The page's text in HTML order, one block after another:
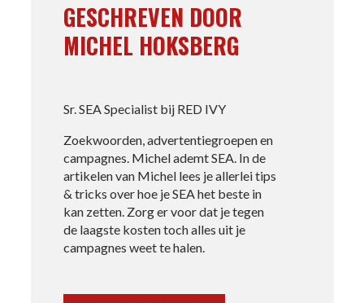
GESCHREVEN DOOR
MICHEL HOKSBERG
Sr. SEA Specialist bij RED IVY
Zoekwoorden, advertentiegroepen en
campagnes. Michel ademt SEA. In de
artikelen van Michel lees je allerlei tips
& tricks over hoe je SEA het beste in
kan zetten. Zorg er voor dat je tegen
de laagste kosten toch alles uit je
campagnes weet te halen.